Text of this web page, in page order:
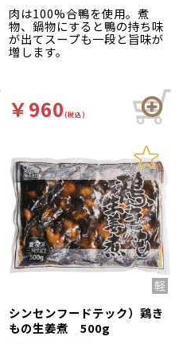
肉は100%合鴨を使用。煮
物、鍋物にすると鴨の持ち味
が出てスープも一段と旨味が
増します。
￥960(税込)
シンセンフードテック）鶏き
もの生姜煮 500g